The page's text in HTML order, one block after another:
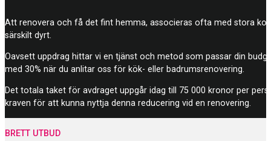
Att renovera och få det fint hemma, associeras ofta med stora
särskilt dyrt.
Oavsett uppdrag hittar vi en tjänst och metod som passar din
med 30% när du anlitar oss för kök- eller badrumsrenovering.
Det totala taket för avdraget uppgår idag till 75 000 kronor per
kraven för att kunna nyttja denna reducering vid en renovering.
BRETT UTBUD